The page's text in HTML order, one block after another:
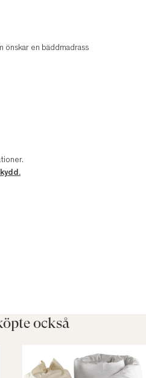
önskar en bäddmadrass
också